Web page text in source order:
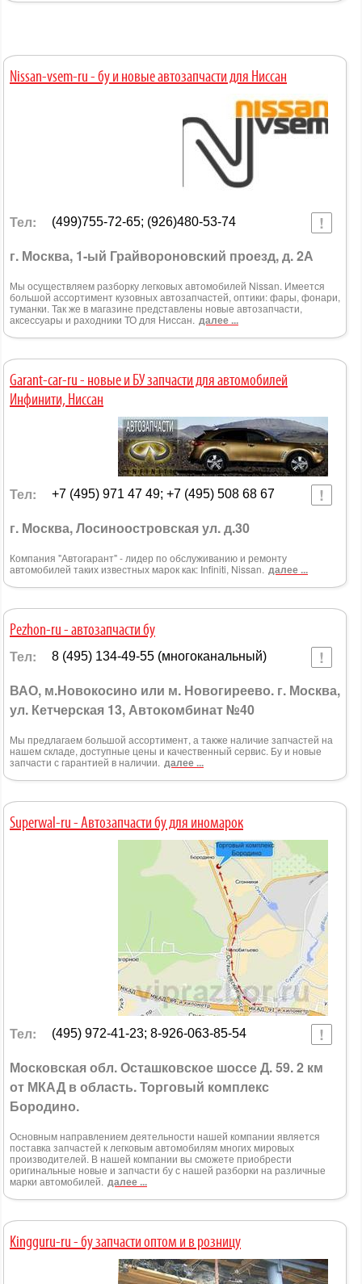
Nissan-vsem-ru - бу и новые автозапчасти для Ниссан
Тел: (499)755-72-65; (926)480-53-74
г. Москва, 1-ый Грайвороновский проезд, д. 2А
Мы осуществляем разборку легковых автомобилей Nissan. Имеется
большой ассортимент кузовных автозапчастей, оптики: фары, фонари,
туманки. Так же в магазине представлены новые автозапчасти,
аксессуары и раходники ТО для Ниссан. далее ...
Garant-car-ru - новые и БУ запчасти для автомобилей
Инфинити, Ниссан
Тел: +7 (495) 971 47 49; +7 (495) 508 68 67
г. Москва, Лосиноостровская ул. д.30
Компания "Автогарант" - лидер по обслуживанию и ремонту
автомобилей таких известных марок как: Infiniti, Nissan. далее ...
Pezhon-ru - автозапчасти бу
Тел: 8 (495) 134-49-55 (многоканальный)
ВАО, м.Новокосино или м. Новогиреево. г. Москва,
ул. Кетчерская 13, Автокомбинат №40
Мы предлагаем большой ассортимент, а также наличие запчастей на
нашем складе, доступные цены и качественный сервис. Бу и новые
запчасти с гарантией в наличии. далее ...
Superwal-ru - Автозапчасти бу для иномарок
Тел: (495) 972-41-23; 8-926-063-85-54
Московская обл. Осташковское шоссе Д. 59. 2 км
от МКАД в область. Торговый комплекс
Бородино.
Основным направлением деятельности нашей компании является
поставка запчастей к легковым автомобилям многих мировых
производителей. В нашей компании вы сможете приобрести
оригинальные новые и запчасти бу с нашей разборки на различные
марки автомобилей. далее ...
Kingguru-ru - бу запчасти оптом и в розницу